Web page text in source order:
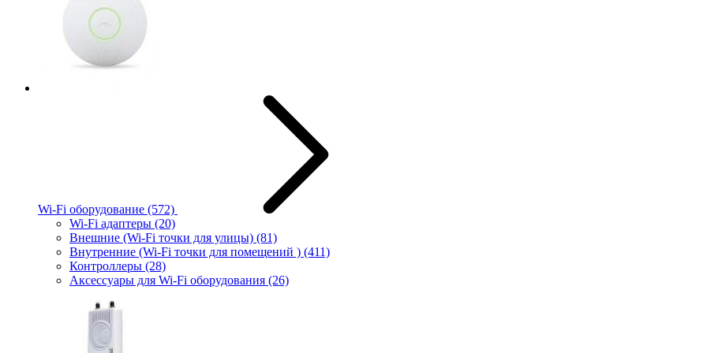
Wi-Fi оборудование (572)
Wi-Fi адаптеры (20)
Внешние (Wi-Fi точки для улицы) (81)
Внутренние (Wi-Fi точки для помещений ) (411)
Контроллеры (28)
Аксессуары для Wi-Fi оборудования (26)